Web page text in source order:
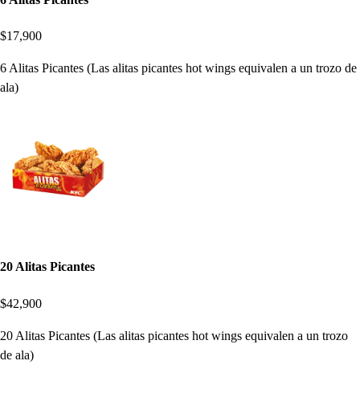
$17,900
6 Alitas Picantes (Las alitas picantes hot wings equivalen a un trozo de
ala)
20 Alitas Picantes
$42,900
20 Alitas Picantes (Las alitas picantes hot wings equivalen a un trozo
de ala)